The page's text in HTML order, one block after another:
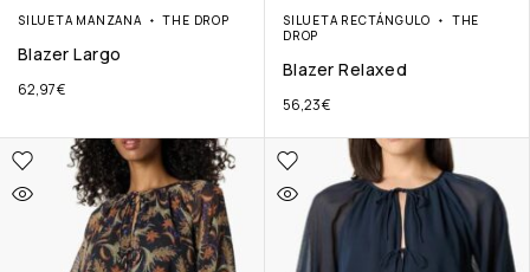
SILUETA MANZANA THE DROP
Blazer Largo
62,97€
SILUETA RECTÁNGULO
THE
DROP
Blazer Relaxed
56,23€